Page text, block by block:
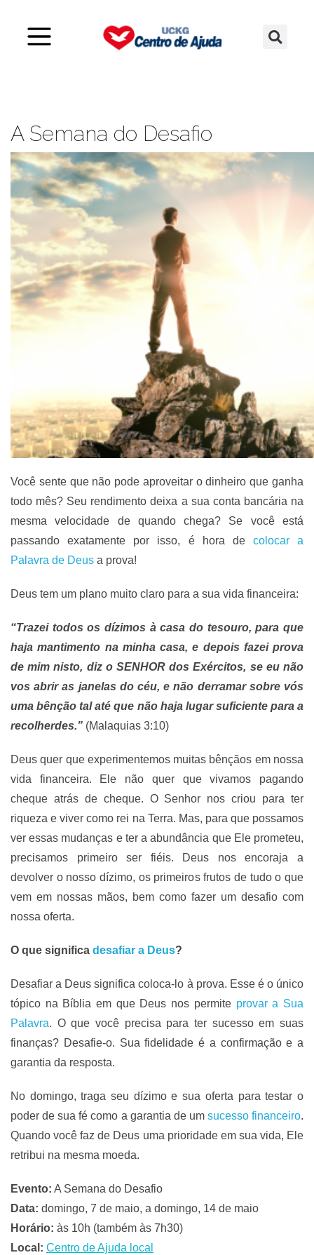
A Semana do Desafio
Você sente que não pode aproveitar o dinheiro que ganha
todo mês? Seu rendimento deixa a sua conta bancária na
mesma velocidade de quando chega? Se você está
passando exatamente por isso, é hora de colocar a
Palavra de Deus a prova!
Deus tem um plano muito claro para a sua vida financeira:
“Trazei todos os dízimos à casa do tesouro, para que
haja mantimento na minha casa, e depois fazei prova
de mim nisto, diz o SENHOR dos Exércitos, se eu não
vos abrir as janelas do céu, e não derramar sobre vós
uma bênção tal até que não haja lugar suficiente para a
recolherdes.” (Malaquias 3:10)
Deus quer que experimentemos muitas bênçãos em nossa
vida financeira. Ele não quer que vivamos pagando
cheque atrás de cheque. O Senhor nos criou para ter
riqueza e viver como rei na Terra. Mas, para que possamos
ver essas mudanças e ter a abundância que Ele prometeu,
precisamos primeiro ser fiéis. Deus nos encoraja a
devolver o nosso dízimo, os primeiros frutos de tudo o que
vem em nossas mãos, bem como fazer um desafio com
nossa oferta.
O que significa desafiar a Deus?
Desafiar a Deus significa coloca-lo à prova. Esse é o único
tópico na Bíblia em que Deus nos permite provar a Sua
Palavra. O que você precisa para ter sucesso em suas
finanças? Desafie-o. Sua fidelidade é a confirmação e a
garantia da resposta.
No domingo, traga seu dízimo e sua oferta para testar o
poder de sua fé como a garantia de um sucesso financeiro.
Quando você faz de Deus uma prioridade em sua vida, Ele
retribui na mesma moeda.
Evento: A Semana do Desafio
Data: domingo, 7 de maio, a domingo, 14 de maio
Horário: às 10h (também às 7h30)
Local: Centro de Ajuda local